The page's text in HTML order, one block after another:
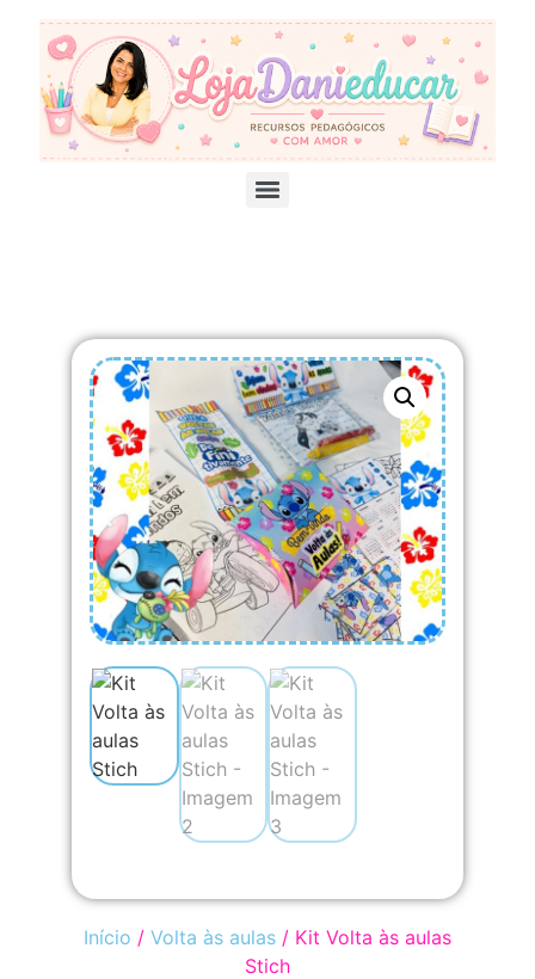
Início / Volta às aulas / Kit Volta às aulas
Stich